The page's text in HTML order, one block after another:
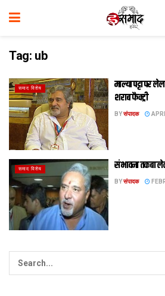
Tag: ub
समाद विशेष
माल्या पट्टा पर
शराब फैक्ट्री
BYसंपादक
समाद विशेष संभावना तकबा
BYसंपादक